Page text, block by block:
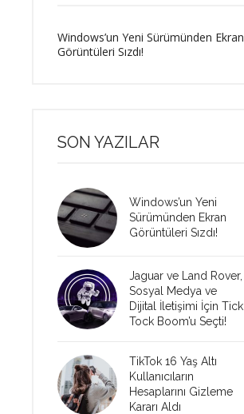
Windows’un Yeni Sürümünden Ekran
Görüntüleri Sızdı!
SON YAZILAR
Windows’un Yeni
Sürümünden Ekran
Görüntüleri Sızdı!
Jaguar ve Land Rover,
Sosyal Medya ve
Dijital İletişimi İçin Tick
Tock Boom’u Seçti!
TikTok 16 Yaş Altı
Kullanıcıların
Hesaplarını Gizleme
Kararı Aldı